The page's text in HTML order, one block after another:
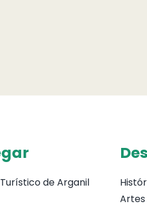
de Arganil